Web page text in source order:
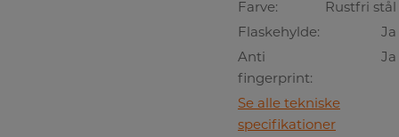
Farve:
Rustfri stål
Flaskehylde:
Ja
Anti
fingerprint:
Ja
Se alle tekniske
specifikationer